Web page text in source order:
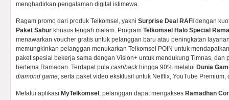
menghadirkan pengalaman digital istimewa.
Ragam promo dari produk Telkomsel, yakni Surprise Deal RAFI dengan
Paket Sahur khusus tengah malam. Program Telkomsel Halo Special
menawarkan voucher gratis untuk pelanggan baru atau peningkatan
memungkinkan pelanggan menukarkan Telkomsel POIN untuk
paket spesial bekerja sama dengan Vision+ untuk mendukung Timnas, dan
bertema Ramadan. Terdapat pula cashbackhingga 90% melalui Dunia
diamond game, serta paket video eksklusif untuk Netflix, YouTube Premium,
Melalui aplikasi MyTelkomsel , pelanggan dapat mengakses Ramadhan